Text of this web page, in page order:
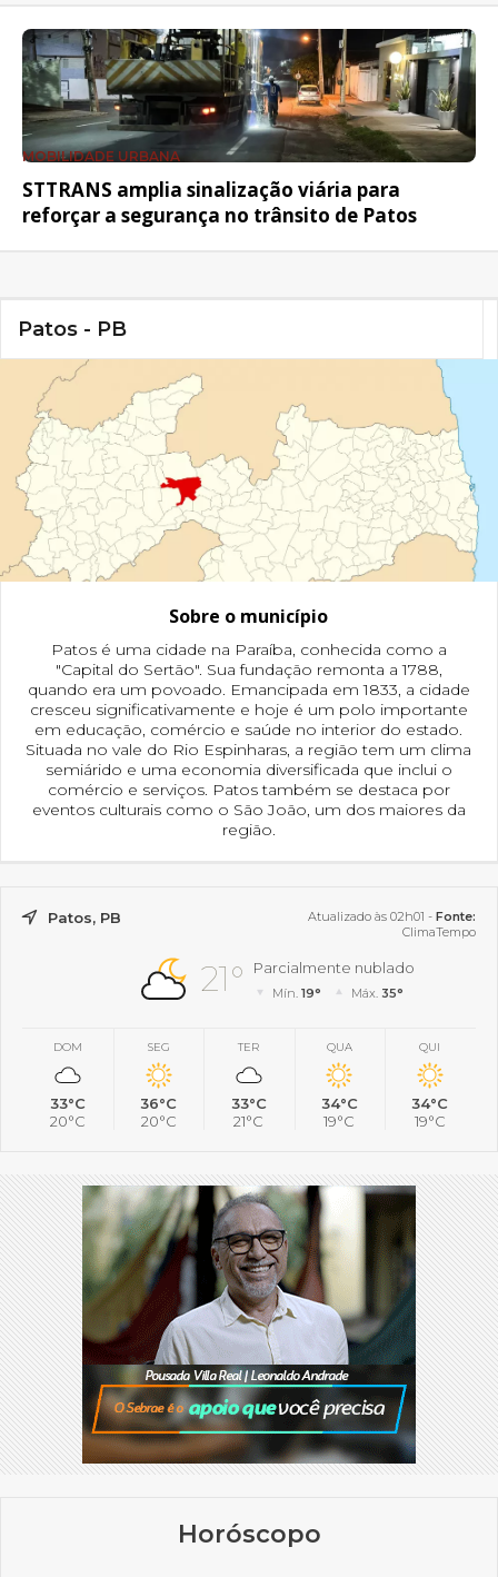
MOBILIDADE URBANA
STTRANS amplia sinalização viária para
reforçar a segurança no trânsito de Patos
Patos - PB
Sobre o município
Patos é uma cidade na Paraíba, conhecida como a
"Capital do Sertão". Sua fundação remonta a 1788,
quando era um povoado. Emancipada em 1833, a cidade
cresceu significativamente e hoje é um polo importante
em educação, comércio e saúde no interior do estado.
Situada no vale do Rio Espinharas, a região tem um clima
semiárido e uma economia diversificada que inclui o
comércio e serviços. Patos também se destaca por
eventos culturais como o São João, um dos maiores da
região.
Patos, PB Atualizado às 02h01 - Fonte:
ClimaTempo
21° Parcialmente nublado
Mín.19° Máx. 35°
DOM
33°C
20°C
SEG
36°C
20°C
TER
33°C
21°C
QUA
34°C
19°C
QUI
34°C
19°C
Horóscopo